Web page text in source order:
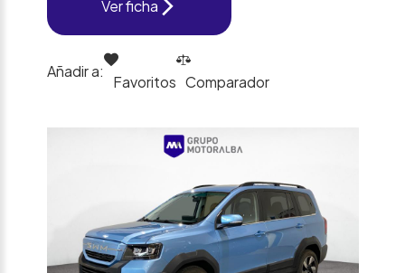
Ver ficha
Añadir a:
Favoritos Comparador